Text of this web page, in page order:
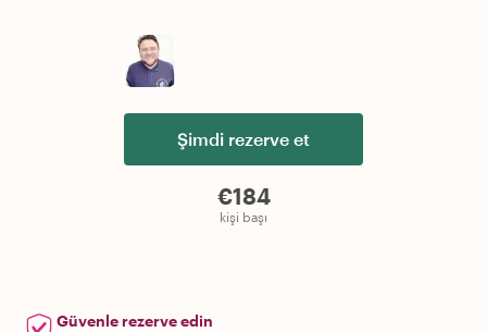
Şimdi rezerve et
€184
kişi başı
Güvenle rezerve edin